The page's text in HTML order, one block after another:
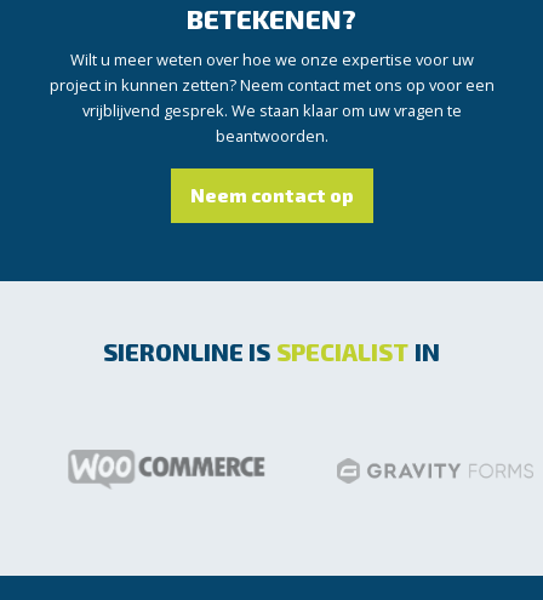
BETEKENEN?
Wilt u meer weten over hoe we onze expertise voor uw
project in kunnen zetten? Neem contact met ons op voor een
vrijblijvend gesprek. We staan klaar om uw vragen te
beantwoorden.
Neem contact op
SIERONLINE IS SPECIALIST IN